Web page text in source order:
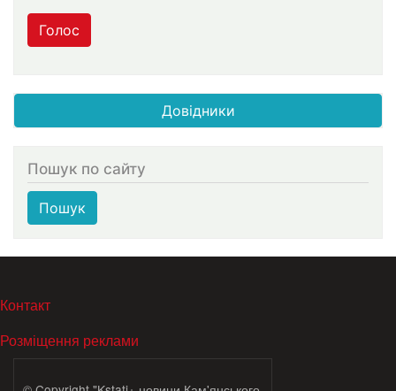
Голос
Довідники
Пошук по сайту
Пошук
МЕНЮ В ПОДВАЛЕ
Контакт
Розміщення реклами